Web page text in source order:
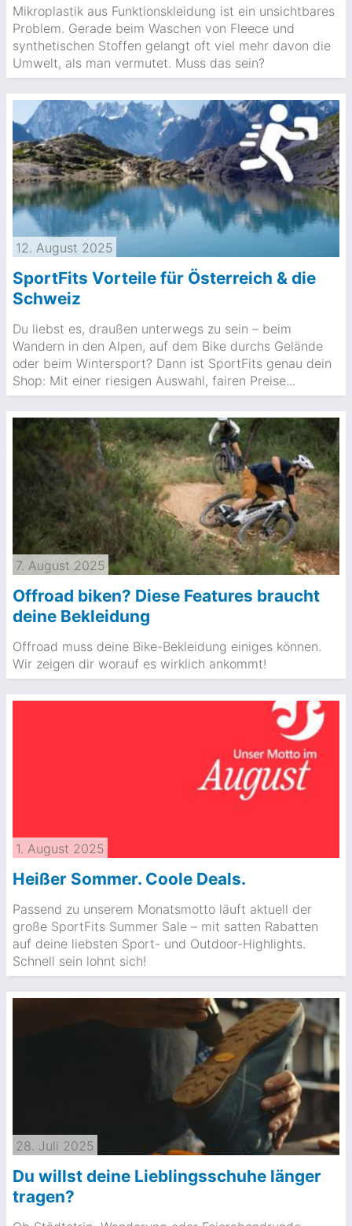
Mikroplastik aus Funktionskleidung ist ein unsichtbares
Problem. Gerade beim Waschen von Fleece und
synthetischen Stoffen gelangt oft viel mehr davon die
Umwelt, als man vermutet. Muss das sein?
SportFits Vorteile für Österreich & die
Schweiz
Du liebst es, draußen unterwegs zu sein – beim
Wandern in den Alpen, auf dem Bike durchs Gelände
oder beim Wintersport? Dann ist SportFits genau dein
Shop: Mit einer riesigen Auswahl, fairen Preise...
12. August 2025
Offroad biken? Diese Features braucht
deine Bekleidung
Offroad muss deine Bike-Bekleidung einiges können.
Wir zeigen dir worauf es wirklich ankommt!
7. August 2025
Heißer Sommer. Coole Deals.
Passend zu unserem Monatsmotto läuft aktuell der
große SportFits Summer Sale – mit satten Rabatten
auf deine liebsten Sport- und Outdoor-Highlights.
Schnell sein lohnt sich!
1. August 2025
Du willst deine Lieblingsschuhe länger
tragen?
28. Juli 2025